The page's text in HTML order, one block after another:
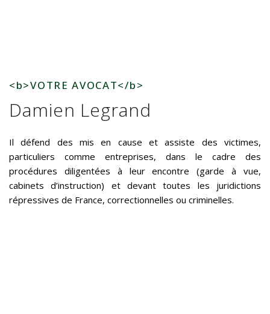
<b>VOTRE AVOCAT</b>
Damien Legrand
Il défend des mis en cause et assiste des victimes,
particuliers comme entreprises, dans le cadre des
procédures diligentées à leur encontre (garde à vue,
cabinets d’instruction) et devant toutes les juridictions
répressives de France, correctionnelles ou criminelles.